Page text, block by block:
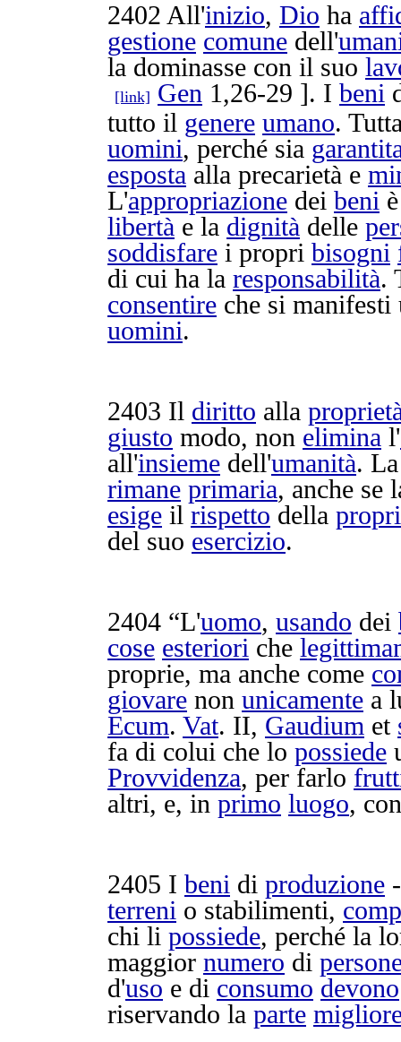
2402 All'inizio, Dio ha
gestione comune dell'
la dominasse con il suo
[link] Gen 1,26-29 ]. I beni
tutto il genere umano.
uomini, perché sia
esposta alla precarietà e
L'appropriazione dei beni
libertà e la dignità delle
soddisfare i propri bisogni
di cui ha la responsabilità.
consentire che si manifesti
uomini.
2403 Il diritto alla
giusto modo, non elimina l'
all'insieme dell'umanità.
rimane primaria, anche se
esige il rispetto della
del suo esercizio.
2404 “L'uomo, usando dei
cose esteriori che
proprie, ma anche come
giovare non unicamente a
Ecum. Vat. II, Gaudium et
fa di colui che lo possiede
Provvidenza, per farlo
altri, e, in primo luogo,
2405 I beni di produzione
terreni o stabilimenti,
chi li possiede, perché la
maggior numero di
d'uso e di consumo devono
riservando la parte